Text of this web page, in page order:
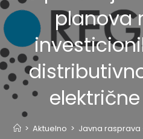
planova
> Aktuelno > Javna